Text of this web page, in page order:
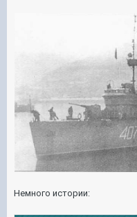
Немного истории: